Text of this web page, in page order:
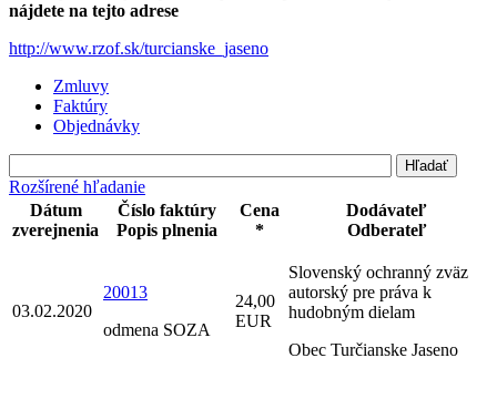
nájdete na tejto adrese
http://www.rzof.sk/turcianske_jaseno
Zmluvy
Faktúry
Objednávky
Rozšírené hľadanie
Dátum
zverejnenia
Číslo faktúry
Popis plnenia
Cena
*
Dodávateľ
Odberateľ
03.02.2020
20013
odmena SOZA
24,00
EUR
Slovenský ochranný zväz
autorský pre práva k
hudobným dielam
Obec Turčianske Jaseno